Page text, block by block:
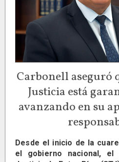
Carbonell aseguró
Justicia está
avanzando en su
Desde el inicio de la
el gobierno nacional, el